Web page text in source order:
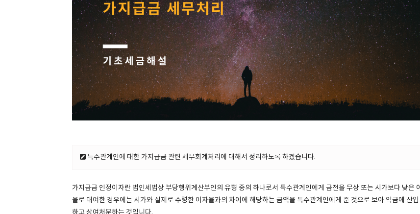
특수관계인에 대한 가지급금 관련 세무회계처리에 대해서 정리하도록 하겠습니다.
가지급금 인정이자란 법인세법상 부당행위계산부인의 유형 중의 하나로서 특수관계인에게 금전을 무상 또는 시가보다 낮은 이
율로 대여한 경우에는 시가와 실제로 수령한 이자율과의 차이에 해당하는 금액을 특수관계인에게 준 것으로 보아 익금에 산입